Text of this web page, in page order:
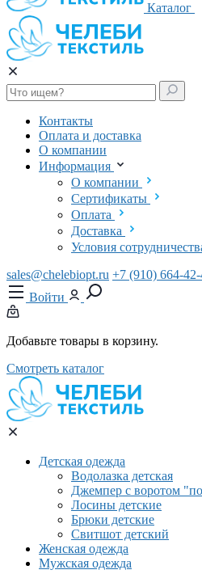
Каталог
Контакты
Оплата и доставка
О компании
Информация
О компании
Сертификаты
Оплата
Доставка
Условия
sales@chelebiopt.ru +7 (910) 664-
Войти
Добавьте товары в корзину.
Смотреть каталог
Детская одежда
Водолазка детская
Джемпер с воротом
Лосины детские
Брюки детские
Свитшот детский
Женская одежда
Мужская одежда